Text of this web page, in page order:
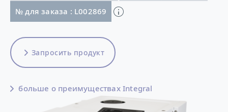
№ для заказа : L002869
Запросить продукт
больше о преимуществах Integral